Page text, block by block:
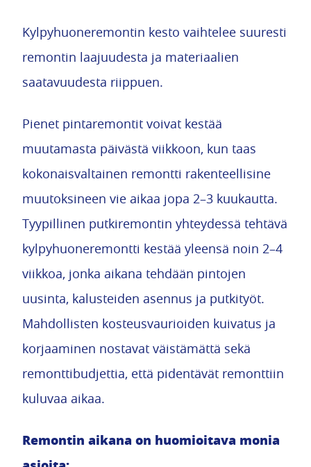
Kylpyhuoneremontin kesto vaihtelee suuresti
remontin laajuudesta ja materiaalien
saatavuudesta riippuen.
Pienet pintaremontit voivat kestää
muutamasta päivästä viikkoon, kun taas
kokonaisvaltainen remontti rakenteellisine
muutoksineen vie aikaa jopa 2–3 kuukautta.
Tyypillinen putkiremontin yhteydessä tehtävä
kylpyhuoneremontti kestää yleensä noin 2–4
viikkoa, jonka aikana tehdään pintojen
uusinta, kalusteiden asennus ja putkityöt.
Mahdollisten kosteusvaurioiden kuivatus ja
korjaaminen nostavat väistämättä sekä
remonttibudjettia, että pidentävät remonttiin
kuluvaa aikaa.
Remontin aikana on huomioitava monia